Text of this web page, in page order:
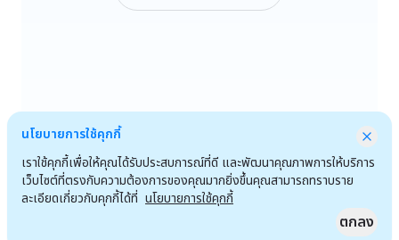
นโยบายการใช้คุกกี้
เราใช้คุกกี้เพื่อให้คุณได้รับประสบการณ์ที่ดี และพัฒนาคุณภาพการให้บริการ
เว็บไซต์ที่ตรงกับความต้องการของคุณมากยิ่งขึ้นคุณสามารถทราบราย
ละเอียดเกี่ยวกับคุกกี้ได้ที่ นโยบายการใช้คุกกี้
ตกลง